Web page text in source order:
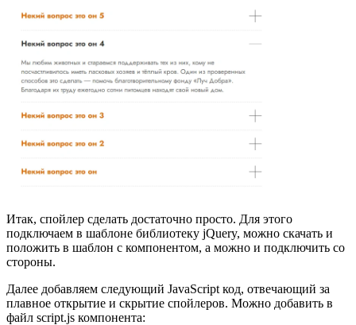
Итак, спойлер сделать достаточно просто. Для этого
подключаем в шаблоне библиотеку jQuery, можно скачать и
положить в шаблон с компонентом, а можно и подключить со
стороны.
Далее добавляем следующий JavaScript код, отвечающий за
плавное открытие и скрытие спойлеров. Можно добавить в
файл script.js компонента: